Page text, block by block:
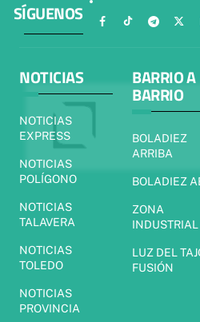
SÍGUENOS
NOTICIAS
NOTICIAS
EXPRESS
NOTICIAS
POLÍGONO
NOTICIAS
TALAVERA
NOTICIAS
TOLEDO
NOTICIAS
PROVINCIA
BARRIO A
BARRIO
BOLADIEZ
ARRIBA
BOLADIEZ
ZONA
INDUSTRIAL
LUZ DEL
FUSIÓN